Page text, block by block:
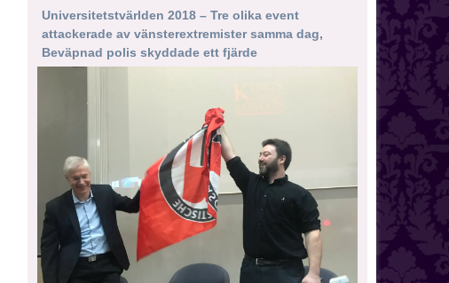
Universitetstvärlden 2018 – Tre olika event
attackerade av vänsterextremister samma dag,
Beväpnad polis skyddade ett fjärde